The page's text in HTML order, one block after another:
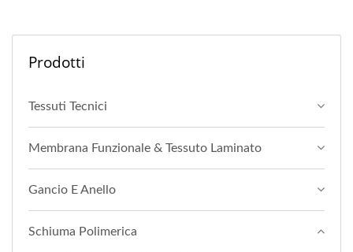
Prodotti
Tessuti Tecnici
Membrana Funzionale & Tessuto Laminato
Gancio E Anello
Schiuma Polimerica